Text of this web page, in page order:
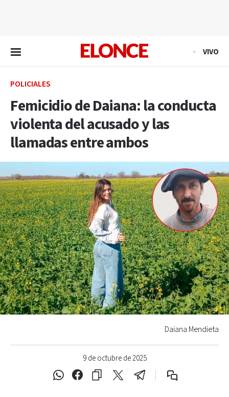
VIVO
POLICIALES
Femicidio de Daiana: la conducta
violenta del acusado y las
llamadas entre ambos
9 de octubre de 2025
Daiana Mendieta